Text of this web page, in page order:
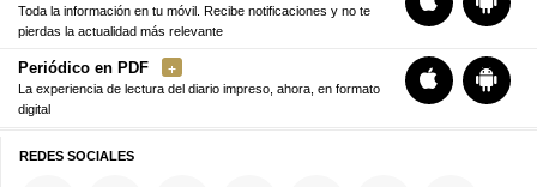
Toda la información en tu móvil. Recibe notificaciones y no te
pierdas la actualidad más relevante
Periódico en PDF
La experiencia de lectura del diario impreso, ahora, en formato
digital
REDES SOCIALES